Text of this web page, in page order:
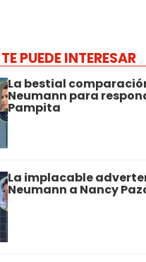
PUEDE INTERESAR
La bestial
Neumann para
Pampita
La implacable
Neumann a Nancy